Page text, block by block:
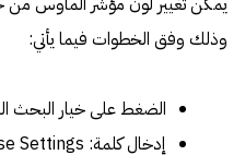
وذلك وفق الخطوات فيما يأتي:
الضغط على خيار البحث
إدخال كلمة: Mouse Settings في مربع البحث العلوي.